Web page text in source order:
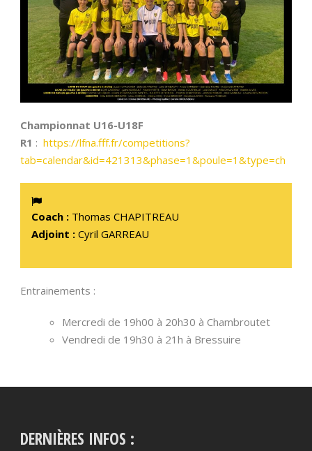
Championnat U16-U18F
R1 : https://lfna.fff.fr/competitions?
tab=calendar&id=421313&phase=1&poule=1&type=ch
Coach : Thomas CHAPITREAU
Adjoint : Cyril GARREAU
Entrainements :
Mercredi de 19h00 à 20h30 à Chambroutet
Vendredi de 19h30 à 21h à Bressuire
DERNIÈRES INFOS :